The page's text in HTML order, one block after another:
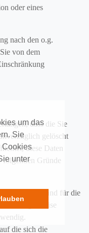
um das
Sie
Cookies
unter
oder eines
nach den o.g.
von dem
dass die Sie
gelöscht
diese Daten
folgenden Gründe
Daten sind für die
sonstige Weise
die sich die